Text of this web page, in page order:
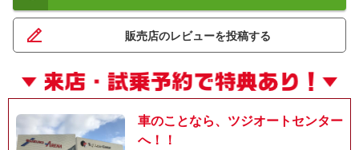
販売店のレビューを投稿する
車のことなら、ツジオートセンター
へ！！